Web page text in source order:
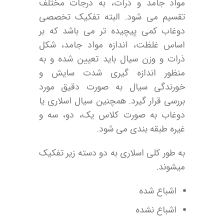
مواد جامد و ذرات، به درجات مختلف
تقسیم می شود. البته تفکیک تخصصی
دوغاب کمی پیچیده ­تر می باشد که بر
اساس غلظت، اندازه مواد جامد، شکل
ذرات و وزن سیال باید تعیین شده و به
منظور اندازه گیری شدت سایش و
خورندگی سیال به صورت دقیق مورد
بررسی قرار گیرد. همچنین سیال اسلاری یا
دوغاب به صورت کلاس یک، دو، سه و
غیره طبقه بندی می شود.
به طور کلی اسلاری به دو دسته زیر تفکیک
میشوند.
اشباع شده
اشباع نشده